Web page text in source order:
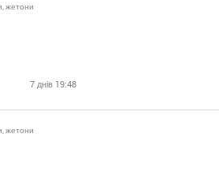
жетони
7 днів 19:48
жетони